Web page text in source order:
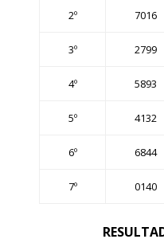
2º 7016
3º 2799
4º 5893
5º 4132
6º 6844
7º 0140